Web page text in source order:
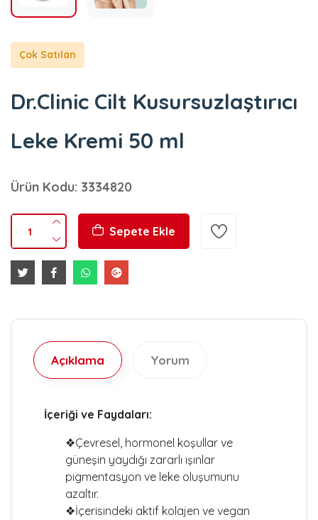
Çok Satılan
Dr.Clinic Cilt Kusursuzlaştırıcı
Leke Kremi 50 ml
Ürün Kodu: 3334820
Sepete Ekle
Açıklama Yorum
İçeriği ve Faydaları:
❖Çevresel, hormonel koşullar ve
güneşin yaydığı zararlı ışınlar
pigmentasyon ve leke oluşumunu
azaltır.
❖İçerisindeki aktif kolajen ve vegan